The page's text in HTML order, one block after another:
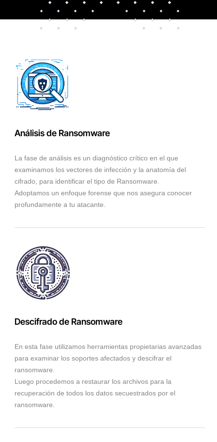
Análisis de Ransomware
La fase de análisis es un diagnóstico crítico en el que
examinamos los vectores de infección y la anatomía del
cifrado, para identificar el tipo de Ransomware.
Adoptamos un enfoque forense que nos asegura conocer
profundamente a tu atacante.
Descifrado de Ransomware
En esta fase utilizamos herramientas propietarias avanzadas
para examinar los soportes afectados y descifrar el
ransomware.
Luego procedemos a restaurar los archivos para la
recuperación de todos los datos secuestrados por el
ransomware.